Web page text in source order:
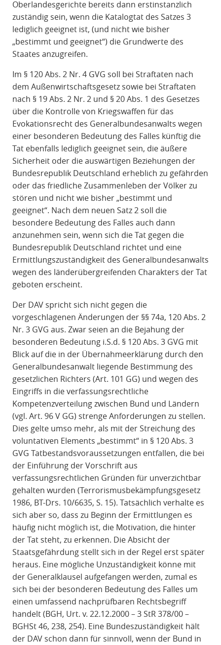
Oberlandesgerichte bereits dann erstinstanzlich
zuständig sein, wenn die Katalogtat des Satzes 3
lediglich geeignet ist, (und nicht wie bisher
„bestimmt und geeignet“) die Grundwerte des
Staates anzugreifen.
Im § 120 Abs. 2 Nr. 4 GVG soll bei Straftaten nach
dem Außenwirtschaftsgesetz sowie bei Straftaten
nach § 19 Abs. 2 Nr. 2 und § 20 Abs. 1 des Gesetzes
über die Kontrolle von Kriegswaffen für das
Evokationsrecht des Generalbundesanwalts wegen
einer besonderen Bedeutung des Falles künftig die
Tat ebenfalls lediglich geeignet sein, die äußere
Sicherheit oder die auswärtigen Beziehungen der
Bundesrepublik Deutschland erheblich zu gefährden
oder das friedliche Zusammenleben der Völker zu
stören und nicht wie bisher „bestimmt und
geeignet“. Nach dem neuen Satz 2 soll die
besondere Bedeutung des Falles auch dann
anzunehmen sein, wenn sich die Tat gegen die
Bundesrepublik Deutschland richtet und eine
Ermittlungszuständigkeit des Generalbundesanwalts
wegen des länderübergreifenden Charakters der Tat
geboten erscheint.
Der DAV spricht sich nicht gegen die
vorgeschlagenen Änderungen der §§ 74a, 120 Abs. 2
Nr. 3 GVG aus. Zwar seien an die Bejahung der
besonderen Bedeutung i.S.d. § 120 Abs. 3 GVG mit
Blick auf die in der Übernahmeerklärung durch den
Generalbundesanwalt liegende Bestimmung des
gesetzlichen Richters (Art. 101 GG) und wegen des
Eingriffs in die verfassungsrechtliche
Kompetenzverteilung zwischen Bund und Ländern
(vgl. Art. 96 V GG) strenge Anforderungen zu stellen.
Dies gelte umso mehr, als mit der Streichung des
voluntativen Elements „bestimmt“ in § 120 Abs. 3
GVG Tatbestandsvoraussetzungen entfallen, die bei
der Einführung der Vorschrift aus
verfassungsrechtlichen Gründen für unverzichtbar
gehalten wurden (Terrorismusbekämpfungsgesetz
1986, BT-Drs. 10/6635, S. 15). Tatsächlich verhalte es
sich aber so, dass zu Beginn der Ermittlungen es
häufig nicht möglich ist, die Motivation, die hinter
der Tat steht, zu erkennen. Die Absicht der
Staatsgefährdung stellt sich in der Regel erst später
heraus. Eine mögliche Unzuständigkeit könne mit
der Generalklausel aufgefangen werden, zumal es
sich bei der besonderen Bedeutung des Falles um
einen umfassend nachprüfbaren Rechtsbegriff
handelt (BGH, Urt. v. 22.12.2000 – 3 StR 378/00 –
BGHSt 46, 238, 254). Eine Bundeszuständigkeit hält
der DAV schon dann für sinnvoll, wenn der Bund in